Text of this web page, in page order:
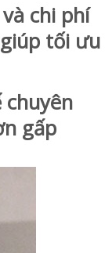
chi phí
tối ưu
gấp